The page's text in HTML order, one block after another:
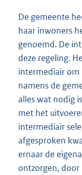
De gemeente
haar inwoners
genoemd. De
deze regeling.
intermediair om
namens de
alles wat nodig
met het
intermediair
afgesproken
ernaar de
ontzorgen,